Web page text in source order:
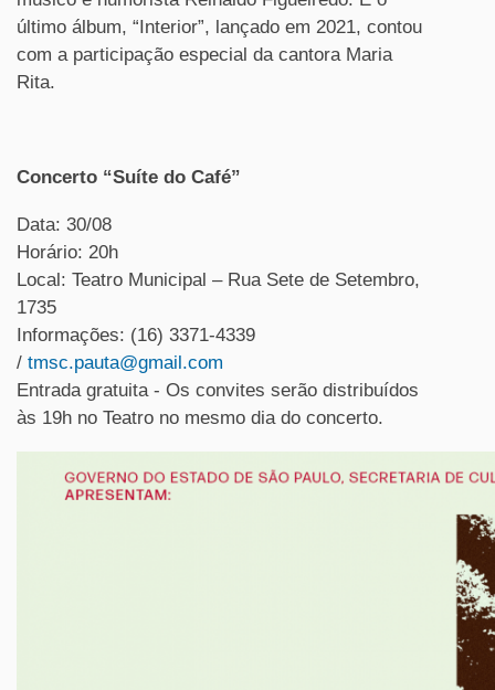
último álbum, “Interior”, lançado em 2021, contou
com a participação especial da cantora Maria
Rita.
Concerto “Suíte do Café”
Data: 30/08
Horário: 20h
Local: Teatro Municipal – Rua Sete de Setembro,
1735
Informações: (16) 3371-4339
/ tmsc.pauta@gmail.com
Entrada gratuita - Os convites serão distribuídos
às 19h no Teatro no mesmo dia do concerto.